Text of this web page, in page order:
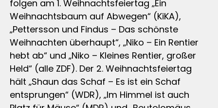
folgen am 1. Weihnachtsfeiertag „Ein
Weihnachtsbaum auf Abwegen“ (KiKA),
„Pettersson und Findus – Das schönste
Weihnachten überhaupt“, „Niko – Ein Rentier
hebt ab“ und „Niko – Kleines Rentier, großer
Held“ (alle ZDF). Der 2. Weihnachtsfeiertag
hält „Shaun das Schaf – Es ist ein Schaf
entsprungen“ (WDR), „Im Himmel ist auch